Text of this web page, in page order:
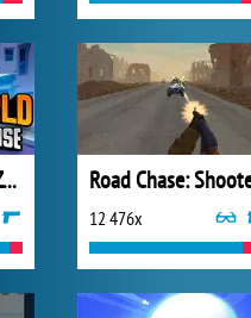
World Z Defense - Zombie Defense
12 476x